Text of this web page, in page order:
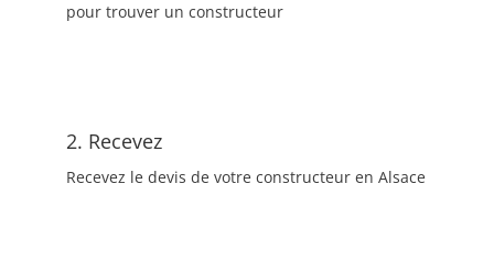
pour trouver un constructeur
2. Recevez
Recevez le devis de votre constructeur en Alsace